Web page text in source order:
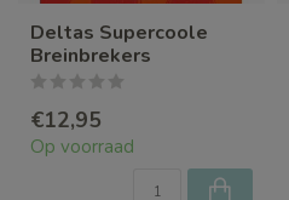
Deltas Supercoole
Breinbrekers
€12,95
Op voorraad